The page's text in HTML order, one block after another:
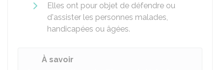
Elles ont pour objet de défendre ou
d'assister les personnes malades,
handicapées ou âgées.
À savoir